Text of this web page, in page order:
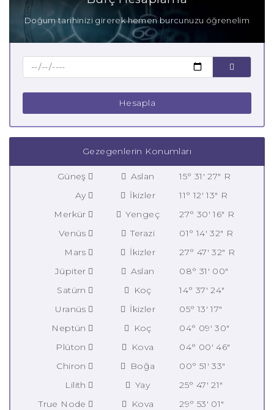
Doğum tarihinizi girerek hemen burcunuzu öğrenelim
Hesapla
Gezegenlerin Konumları
Güneş Aslan
15° 31' 27" R
Ay
İkizler
11° 12' 13" R
Merkür
Yengeç
27° 30' 16" R
Venüs
Terazi
01° 14' 32" R
Mars
İkizler
27° 47' 32" R
Jüpiter
Aslan
08° 31' 00"
Satürn
Koç
14° 37' 24"
Uranüs
İkizler
05° 13' 17"
Neptün
Koç
04° 09' 30"
Plüton
Kova
04° 00' 46"
Chiron
Boğa
00° 51' 33"
Lilith
Yay
25° 47' 21"
True Node
Kova 29° 53' 01"